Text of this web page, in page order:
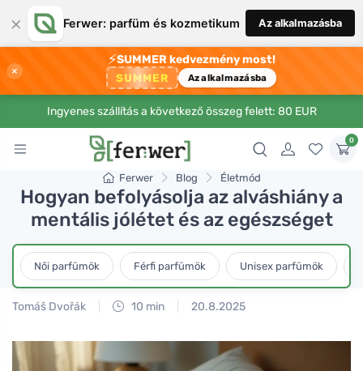
× Ferwer: parfüm és kozmetikum Az alkalmazásba
×
⚡SUMMER kedvezmény most!
SUMMER Az alkalmazásba
Ingyenes szállítás a következő összeg felett: 80 EUR
0
Ferwer Blog Életmód
Hogyan befolyásolja az alváshiány a
mentális jólétet és az egészséget
Női parfümök Férfi parfümök Unisex parfümök
Tomáš Dvořák 10 min 20.8.2025